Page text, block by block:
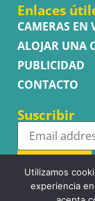
Enlaces
CAMERAS EN
ALOJAR UNA
PUBLICIDAD
CONTACTO
Suscribir
Subscribe
Utilizamos
experiencia